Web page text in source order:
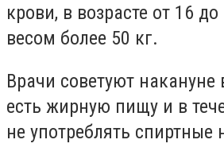
крови, в возрасте от 16
весом более 50 кг.
Врачи советуют накануне
есть жирную пищу и в
не употреблять спиртные